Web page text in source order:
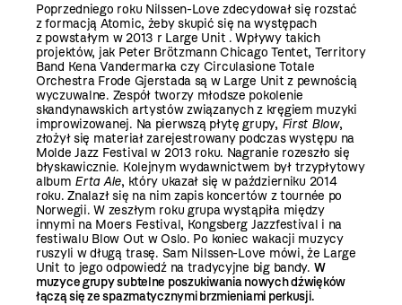
Poprzedniego roku Nilssen-Love zdecydował się rozstać
z formacją Atomic, żeby skupić się na występach
z powstałym w 2013 r Large Unit . Wpływy takich
projektów, jak Peter Brötzmann Chicago Tentet, Territory
Band Kena Vandermarka czy Circulasione Totale
Orchestra Frode Gjerstada są w Large Unit z pewnością
wyczuwalne. Zespół tworzy młodsze pokolenie
skandynawskich artystów związanych z kręgiem muzyki
improwizowanej. Na pierwszą płytę grupy, First Blow,
złożył się materiał zarejestrowany podczas występu na
Molde Jazz Festival w 2013 roku. Nagranie rozeszło się
błyskawicznie. Kolejnym wydawnictwem był trzypłytowy
album Erta Ale, który ukazał się w październiku 2014
roku. Znalazł się na nim zapis koncertów z tournée po
Norwegii. W zeszłym roku grupa wystąpiła między
innymi na Moers Festival, Kongsberg Jazzfestival i na
festiwalu Blow Out w Oslo. Po koniec wakacji muzycy
ruszyli w długą trasę. Sam Nilssen-Love mówi, że Large
Unit to jego odpowiedź na tradycyjne big bandy. W
muzyce grupy subtelne poszukiwania nowych dźwięków
łączą się ze spazmatycznymi brzmieniami perkusji.